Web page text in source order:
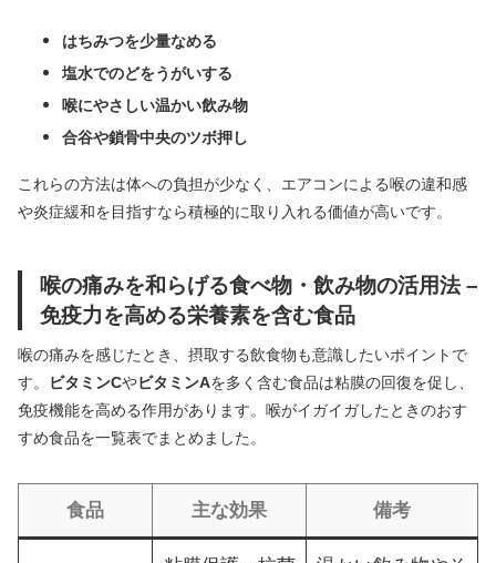
はちみつを少量なめる
塩水でのどをうがいする
喉にやさしい温かい飲み物
合谷や鎖骨中央のツボ押し
これらの方法は体への負担が少なく、エアコンによる喉の違和感
や炎症緩和を目指すなら積極的に取り入れる価値が高いです。
喉の痛みを和らげる食べ物・飲み物の活用法 –
免疫力を高める栄養素を含む食品
喉の痛みを感じたとき、摂取する飲食物も意識したいポイントで
す。
ビタミンCやビタミンAを多く含む食品は粘膜の回復を促し、
免疫機能を高める作用があります。喉がイガイガしたときのおす
すめ食品を一覧表でまとめました。
食品 主な効果 備考